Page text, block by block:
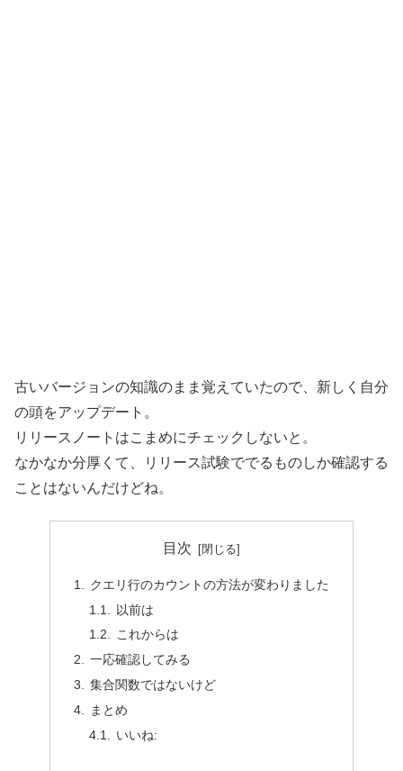
古いバージョンの知識のまま覚えていたので、新しく自分
の頭をアップデート。
リリースノートはこまめにチェックしないと。
なかなか分厚くて、リリース試験ででるものしか確認する
ことはないんだけどね。
目次
クエリ行のカウントの方法が変わりました
以前は
これからは
一応確認してみる
集合関数ではないけど
まとめ
いいね: